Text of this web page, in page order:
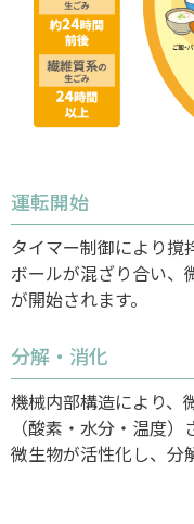
運転開始
タイマー制御により撹
ボールが混ざり合い、
が開始されます。
分解・消化
機械内部構造により、
（酸素・水分・温度）
微生物が活性化し、分